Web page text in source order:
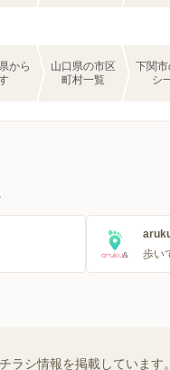
から
山口県の市区
町村一覧
下関市
シ
歩い
ラシ情報を掲載していま